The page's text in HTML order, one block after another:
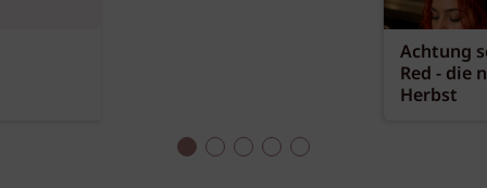
Achtung
Red - die
Herbst